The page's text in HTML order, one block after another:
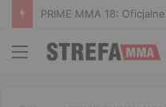
Menu